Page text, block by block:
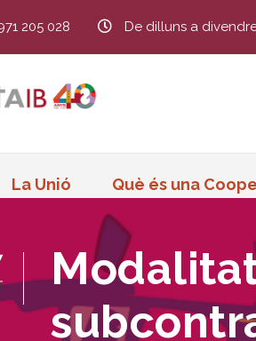
205 028 De dilluns a
La Unió Què és una